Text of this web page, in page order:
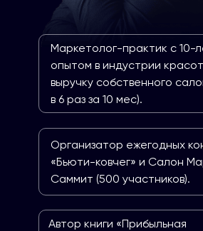
Маркетолог-практик с 10-
опытом в индустрии
выручку собственного
в 6 раз за 10 мес).
Автор книги «Прибыльная
Организатор ежегодных
«Бьюти-ковчег» и Салон
Саммит (500 участников).